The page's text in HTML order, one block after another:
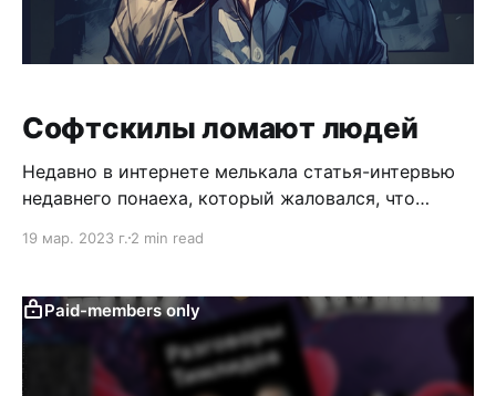
Софтскилы ломают людей
Недавно в интернете мелькала статья-интервью
недавнего понаеха, который жаловался, что
довольно экстремальный персонаж, но потому он
остальными? Для начала определим остальных:
люди из стран бывшего, которые выражают свое
мнение. У флегматичных личностей мнение тоже
19 мар. 2023 г. 2 min read
Paid-members only